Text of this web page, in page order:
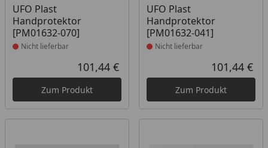
UFO Plast
Handprotektor
[PM01632-070]
Produkt nicht lieferbar
Nicht lieferbar
Aktueller Preis
101,44 €
Zum Produkt
UFO Plast
Handprotektor
[PM01632-041]
Produkt nicht lieferbar
Nicht lieferbar
101,44 €
Zum Produkt